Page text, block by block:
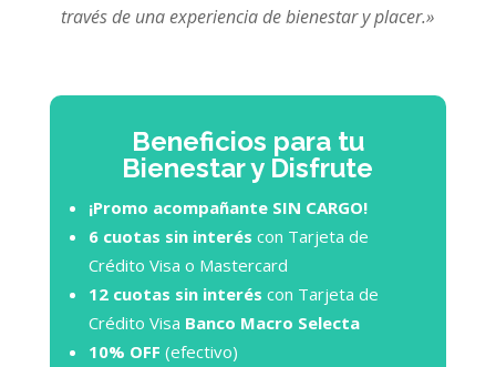
través de una experiencia de bienestar y placer.»
Beneficios para tu
Bienestar y Disfrute
¡Promo acompañante SIN CARGO!
6 cuotas sin interés con Tarjeta de
Crédito Visa o Mastercard
12 cuotas sin interés con Tarjeta de
Crédito Visa Banco Macro Selecta
10% OFF (efectivo)